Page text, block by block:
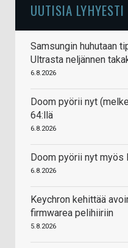
UUTISIA LYHYESTI
Samsungin huhutaan
Ultrasta neljännen
6.8.2026
Doom pyörii nyt
64:llä
6.8.2026
Doom pyörii nyt myös
6.8.2026
Keychron kehittää
firmwarea pelihiiriin
5.8.2026